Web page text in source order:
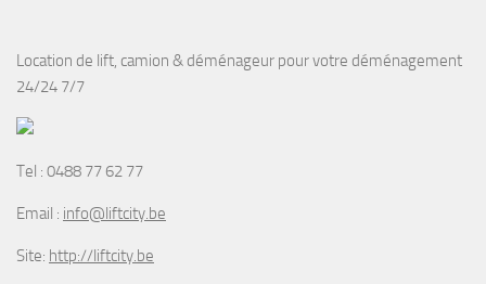
Location de lift, camion & déménageur pour votre déménagement
24/24 7/7
Tel : 0488 77 62 77
Email : info@liftcity.be
Site: http://liftcity.be